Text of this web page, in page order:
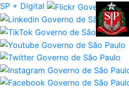
SP + Digital